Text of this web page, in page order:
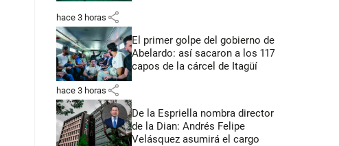
hace 3 horas share
El primer golpe del gobierno de
Abelardo: así sacaron a los 117
capos de la cárcel de Itagüí
hace 3 horas share
De la Espriella nombra director
de la Dian: Andrés Felipe
Velásquez asumirá el cargo